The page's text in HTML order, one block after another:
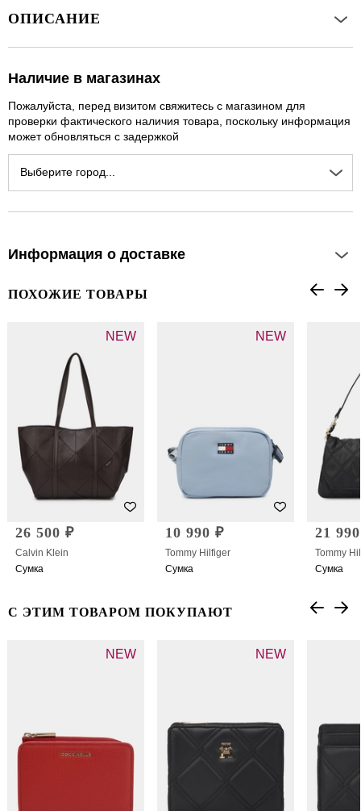
ОПИСАНИЕ
Наличие в магазинах
Пожалуйста, перед визитом свяжитесь с магазином для
проверки фактического наличия товара, поскольку информация
может обновляться с задержкой
Выберите город...
Информация о доставке
ПОХОЖИЕ ТОВАРЫ
NEW
26 500 ₽
Calvin Klein
Сумка
NEW
10 990 ₽
Tommy Hilfiger
Сумка
21
Tommy
Сумка
С ЭТИМ ТОВАРОМ ПОКУПАЮТ
NEW NEW